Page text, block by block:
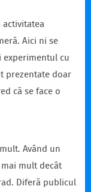
Aici ni se
experimentul cu
prezentate doar
că se face o
Având un
mult decât
Diferă publicul